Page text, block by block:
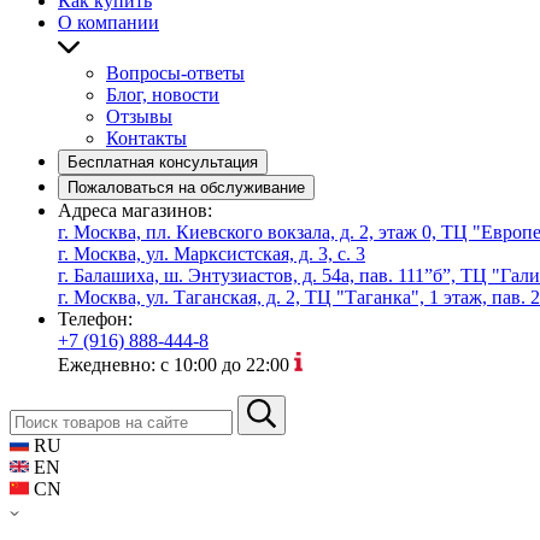
О компании
Вопросы-ответы
Блог, новости
Отзывы
Контакты
Бесплатная консультация
Пожаловаться на обслуживание
Адреса магазинов:
г. Москва, пл. Киевского вокзала, д. 2, этаж 0, ТЦ
г. Москва, ул. Марксистская, д. 3, с. 3
г. Балашиха, ш. Энтузиастов, д. 54а, пав. 111”б”, ТЦ
г. Москва, ул. Таганская, д. 2, ТЦ "Таганка", 1 этаж, пав.
Телефон:
+7 (916) 888-444-8
Ежедневно: с 10:00 до 22:00
RU
EN
CN